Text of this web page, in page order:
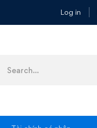
Log in
for: